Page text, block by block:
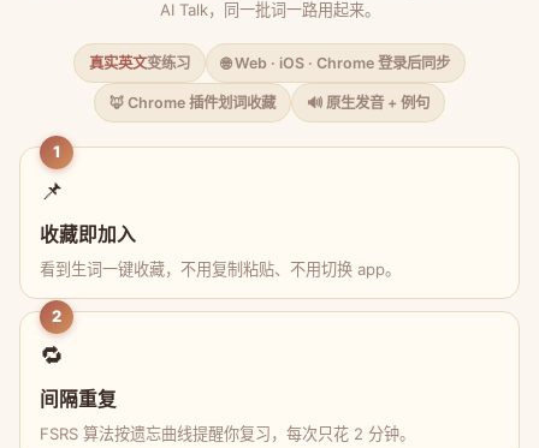
AI Talk，同一批词一路用起来。
真实英文变练习 🌐 Web · iOS · Chrome 登录后同步
🦊 Chrome 插件划词收藏 🔊 原生发音 + 例句
1
📌
收藏即加入
看到生词一键收藏，不用复制粘贴、不用切换 app。
2
🔁
间隔重复
FSRS 算法按遗忘曲线提醒你复习，每次只花 2 分钟。